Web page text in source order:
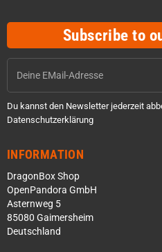
Subscribe to
Du kannst den Newsletter jederzeit
Datenschutzerklärung
INFORMATION
DragonBox Shop
OpenPandora GmbH
Asternweg 5
85080 Gaimersheim
Deutschland